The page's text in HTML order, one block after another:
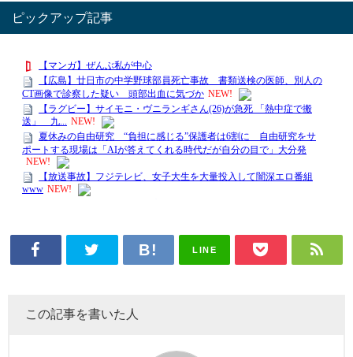
ピックアップ記事
LINE
この記事を書いた人